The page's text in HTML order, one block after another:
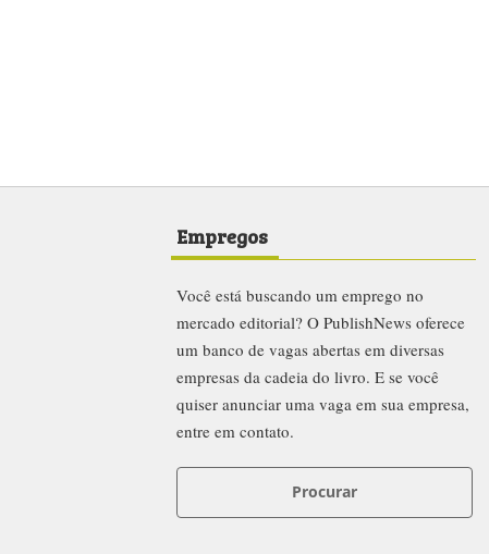
Empregos
Você está buscando um emprego no
mercado editorial? O PublishNews oferece
um banco de vagas abertas em diversas
empresas da cadeia do livro. E se você
quiser anunciar uma vaga em sua empresa,
entre em contato.
Procurar